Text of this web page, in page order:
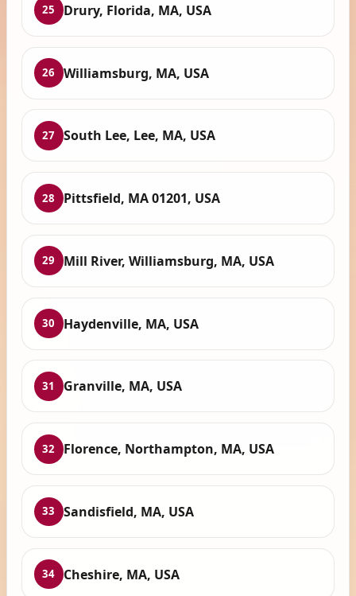
25 Drury, Florida, MA, USA
26 Williamsburg, MA, USA
27 South Lee, Lee, MA, USA
28 Pittsfield, MA 01201, USA
29 Mill River, Williamsburg, MA, USA
30 Haydenville, MA, USA
31 Granville, MA, USA
32 Florence, Northampton, MA, USA
33 Sandisfield, MA, USA
34 Cheshire, MA, USA